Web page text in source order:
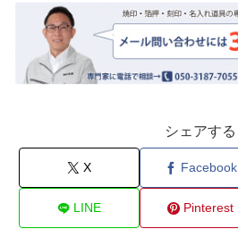
シェアする
X Facebook
LINE Pinterest